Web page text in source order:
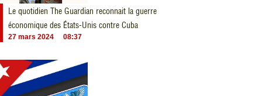
Le quotidien The Guardian reconnait la guerre
économique des États-Unis contre Cuba
27 mars 2024 08:37